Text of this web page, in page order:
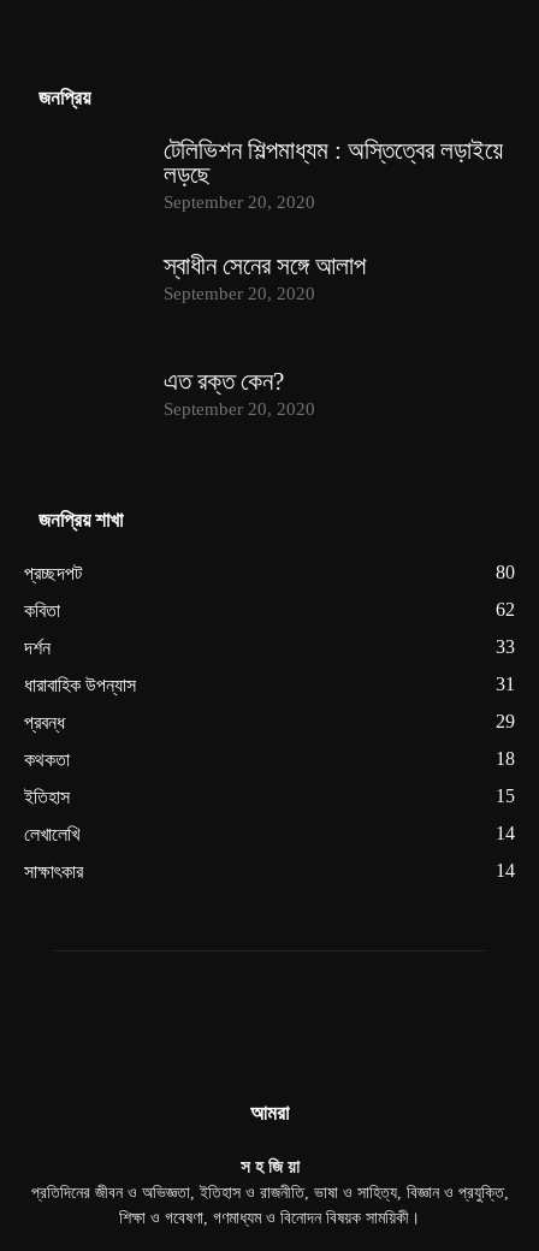
জনপ্রিয়
টেলিভিশন শিল্পমাধ্যম : অস্তিত্বের লড়াইয়ে
লড়ছে
September 20, 2020
স্বাধীন সেনের সঙ্গে আলাপ
September 20, 2020
এত রক্ত কেন?
September 20, 2020
জনপ্রিয় শাখা
প্রচ্ছদপট
80
কবিতা
62
দর্শন
33
ধারাবাহিক উপন্যাস
31
প্রবন্ধ
29
কথকতা
18
ইতিহাস
15
লেখালেখি
14
সাক্ষাৎকার
14
আমরা
স হ জি য়া
প্রতিদিনের জীবন ও অভিজ্ঞতা, ইতিহাস ও রাজনীতি, ভাষা ও সাহিত্য, বিজ্ঞান ও প্রযুক্তি,
শিক্ষা ও গবেষণা, গণমাধ্যম ও বিনোদন বিষয়ক সাময়িকী।